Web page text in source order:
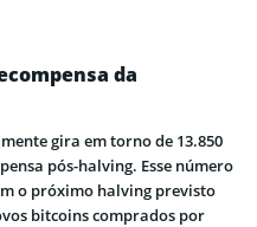
da
gira em torno de 13.850
pós-halving. Esse número
o próximo halving previsto
bitcoins comprados por